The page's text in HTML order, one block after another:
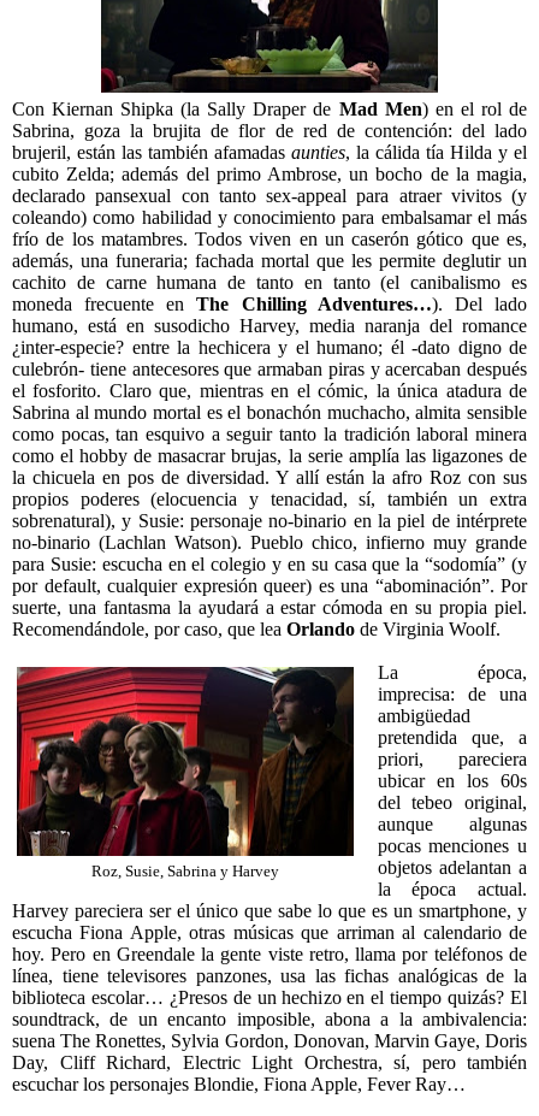
Con Kiernan Shipka (la Sally Draper de Mad Men) en el rol de
Sabrina, goza la brujita de flor de red de contención: del lado
brujeril, están las también afamadas aunties, la cálida tía Hilda y el
cubito Zelda; además del primo Ambrose, un bocho de la magia,
declarado pansexual con tanto sex-appeal para atraer vivitos (y
coleando) como habilidad y conocimiento para embalsamar el más
frío de los matambres. Todos viven en un caserón gótico que es,
además, una funeraria; fachada mortal que les permite deglutir un
cachito de carne humana de tanto en tanto (el canibalismo es
moneda frecuente enThe Chilling Adventures…). Del lado
humano, está en susodicho Harvey, media naranja del romance
¿inter-especie? entre la hechicera y el humano; él -dato digno de
culebrón- tiene antecesores que armaban piras y acercaban después
el fosforito. Claro que, mientras en el cómic, la única atadura de
Sabrina al mundo mortal es el bonachón muchacho, almita sensible
como pocas, tan esquivo a seguir tanto la tradición laboral minera
como el hobby de masacrar brujas, la serie amplía las ligazones de
la chicuela en pos de diversidad. Y allí están la afro Roz con sus
propios poderes (elocuencia y tenacidad, sí, también un extra
sobrenatural), y Susie: personaje no-binario en la piel de intérprete
no-binario (Lachlan Watson). Pueblo chico, infierno muy grande
para Susie: escucha en el colegio y en su casa que la “sodomía” (y
por default, cualquier expresión queer) es una “abominación”. Por
suerte, una fantasma la ayudará a estar cómoda en su propia piel.
Recomendándole, por caso, que lea Orlando de Virginia Woolf.
Roz, Susie, Sabrina y Harvey
La época,
imprecisa: de una
ambigüedad
pretendida que, a
priori, pareciera
ubicar en los 60s
del tebeo original,
aunque algunas
pocas menciones u
objetos adelantan a
la época actual.
Harvey pareciera ser el único que sabe lo que es un smartphone, y
escucha Fiona Apple, otras músicas que arriman al calendario de
hoy. Pero en Greendale la gente viste retro, llama por teléfonos de
línea, tiene televisores panzones, usa las fichas analógicas de la
biblioteca escolar… ¿Presos de un hechizo en el tiempo quizás? El
soundtrack, de un encanto imposible, abona a la ambivalencia:
suena The Ronettes, Sylvia Gordon, Donovan, Marvin Gaye, Doris
Day, Cliff Richard, Electric Light Orchestra, sí, pero también
escuchar los personajes Blondie, Fiona Apple, Fever Ray…